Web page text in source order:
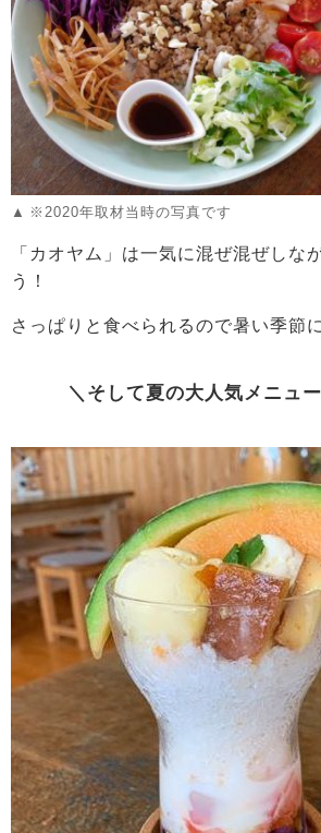
※2020年取材当時の写真です
「カオヤム」は一気に混ぜ混ぜしな
う！
さっぱりと食べられるので暑い季節
＼そして夏の大人気メニュ